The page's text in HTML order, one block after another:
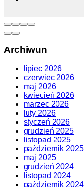
Archiwun
lipiec 2026
czerwiec 2026
maj 2026
kwiecień 2026
marzec 2026
luty 2026
styczeń 2026
grudzień 2025
listopad 2025
październik 2025
maj 2025
grudzień 2024
listopad 2024
październik 2024